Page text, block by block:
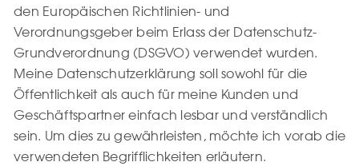
den Europäischen Richtlinien- und
Verordnungsgeber beim Erlass der Datenschutz-
Grundverordnung (DSGVO) verwendet wurden.
Meine Datenschutzerklärung soll sowohl für die
Öffentlichkeit als auch für meine Kunden und
Geschäftspartner einfach lesbar und verständlich
sein. Um dies zu gewährleisten, möchte ich vorab die
verwendeten Begrifflichkeiten erläutern.